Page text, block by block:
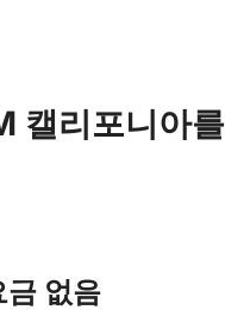
캘리포니아
금 없음